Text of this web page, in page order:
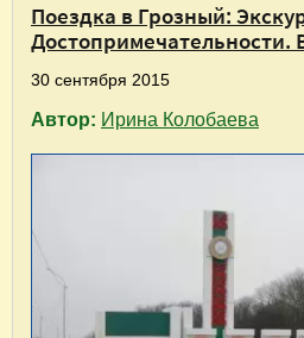
Поездка в Грозный:
Достопримечательности.
30 сентября 2015
Автор: Ирина Колобаева